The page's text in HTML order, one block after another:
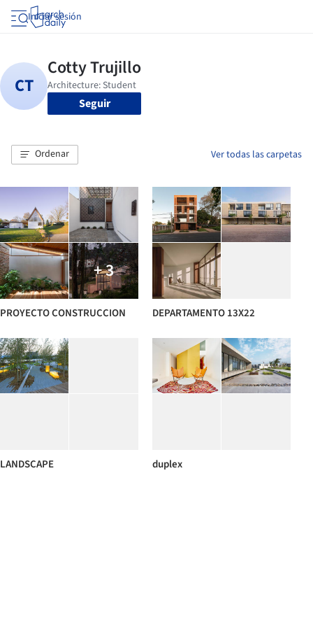
Iniciar sesión
Seguir
Ordenar Ver todas las carpetas
+ 3
PROYECTO CONSTRUCCION DEPARTAMENTO 13X22
LANDSCAPE duplex